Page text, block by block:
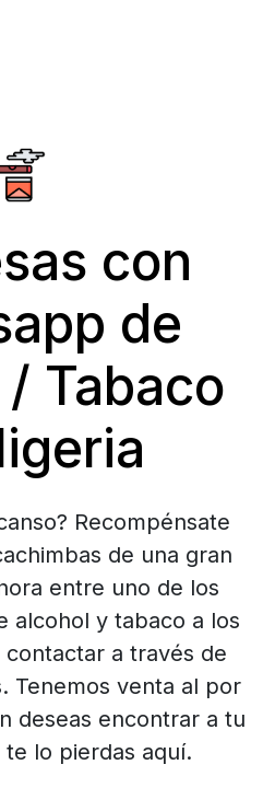
con
de
Tabaco
Recompénsate
de una gran
entre uno de los
alcohol y tabaco a los
a través de
Tenemos venta al por
deseas encontrar a tu
lo pierdas aquí.